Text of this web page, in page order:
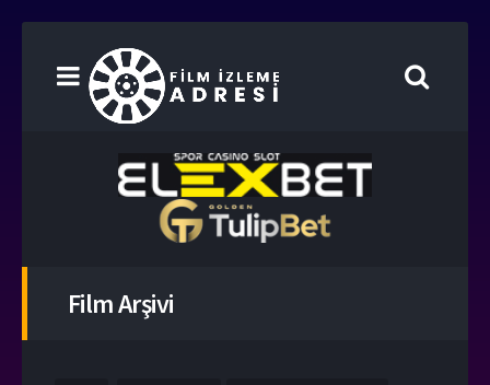
Film Arşivi